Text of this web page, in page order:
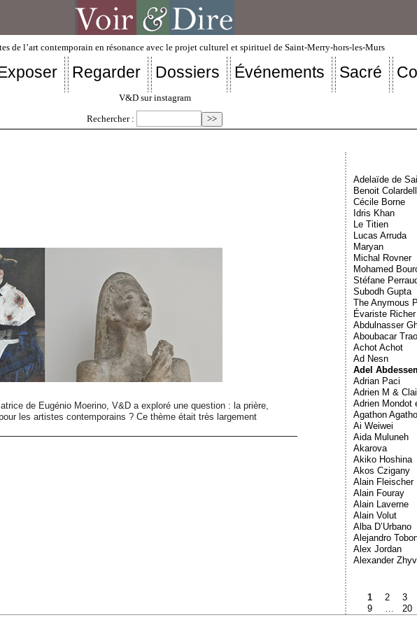
de l’art contemporain en résonance avec le projet culturel et spirituel de Saint-Merry-hors-les-Murs
Regarder Dossiers Événements Sacré
V&D sur instagram
Rechercher :
de Eugénio Moerino, V&D a exploré une question : la prière,
les artistes contemporains ? Ce thème était très largement
Adelaïde de
Benoit
Cécile Borne
Idris Khan
Le Titien
Lucas Arruda
Maryan
Michal Rovner
Mohamed
Stéfane
Subodh Gupta
The Anymous
Évariste Richer
Abdulnasser
Aboubacar
Achot Achot
Ad Nesn
Adel
Adrian Paci
Adrien M &
Adrien Mondot
Agathon
Ai Weiwei
Aida Muluneh
Akarova
Akiko Hoshina
Akos Czigany
Alain Fleischer
Alain Fouray
Alain Laverne
Alain Volut
Alba D’Urbano
Alejandro
Alex Jordan
Alexander
1 2 3
9
20